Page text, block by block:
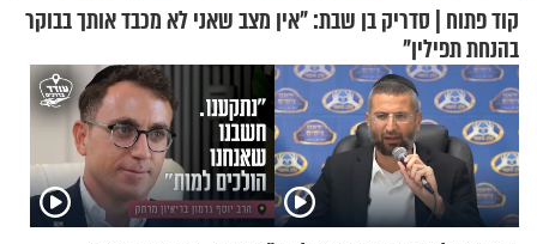
קוד פתוח | סדריק בן שבת: "אין מצב שאני לא מכבד אותך בבוקר
בהנחת תפילין"